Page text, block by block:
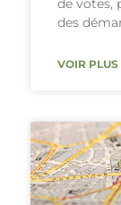
de votes,
des
VOIR PLUS